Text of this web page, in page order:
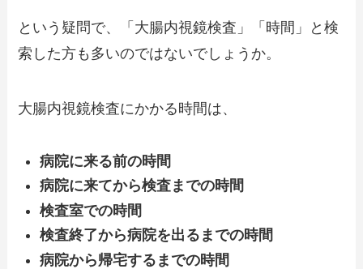
という疑問で、「大腸内視鏡検査」「時間」と検
索した方も多いのではないでしょうか。
大腸内視鏡検査にかかる時間は、
病院に来る前の時間
病院に来てから検査までの時間
検査室での時間
検査終了から病院を出るまでの時間
病院から帰宅するまでの時間